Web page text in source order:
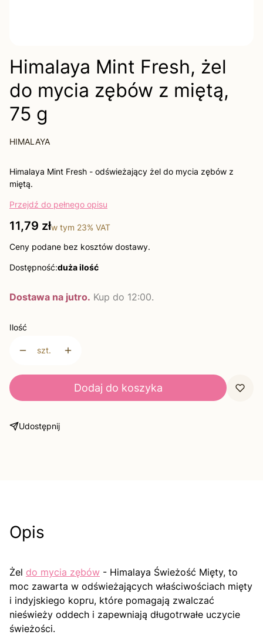
Himalaya Mint Fresh, żel
do mycia zębów z miętą,
75 g
HIMALAYA
Himalaya Mint Fresh - odświeżający żel do mycia zębów z
miętą.
Przejdź do pełnego opisu
Cena
11,79 złw tym 23% VAT
Ceny podane bez kosztów dostawy.
Dostępność:duża ilość
Dostawa na jutro. Kup do 12:00.
Ilość
szt.
Dodaj do koszyka
Udostępnij
Opis
Żel do mycia zębów - Himalaya Świeżość Mięty, to
moc zawarta w odświeżających właściwościach mięty
i indyjskiego kopru, które pomagają zwalczać
nieświeży oddech i zapewniają długotrwałe uczycie
świeżości.